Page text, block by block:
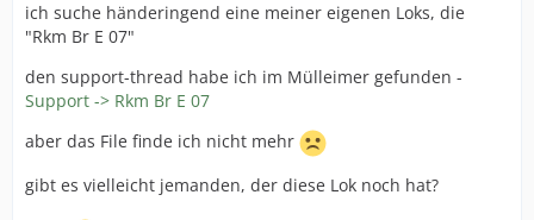
ich suche händeringend eine meiner eigenen Loks, die
"Rkm Br E 07"
den support-thread habe ich im Mülleimer gefunden -
Support -> Rkm Br E 07
aber das File finde ich nicht mehr
gibt es vielleicht jemanden, der diese Lok noch hat?